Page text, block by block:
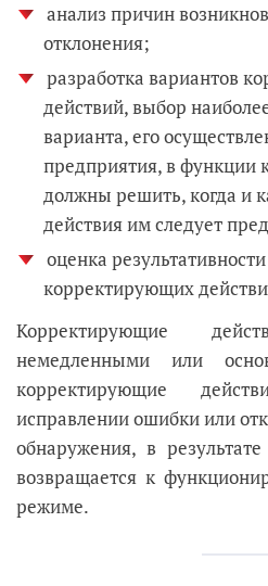
анализ причин
отклонения;
разработка вариантов
действий, выбор
варианта, его
предприятия, в функции
должны решить, когда и
действия им следует
оценка
корректирующих
Корректирующие
немедленными или
корректирующие
исправлении ошибки или
обнаружения, в
возвращается к
режиме.